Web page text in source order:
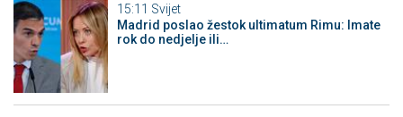
15:11 Svijet
Madrid poslao žestok ultimatum Rimu: Imate
rok do nedjelje ili…